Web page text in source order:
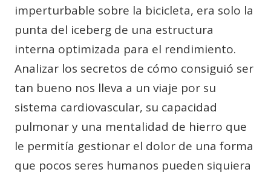
imperturbable sobre la bicicleta, era solo la
punta del iceberg de una estructura
interna optimizada para el rendimiento.
Analizar los secretos de cómo consiguió ser
tan bueno nos lleva a un viaje por su
sistema cardiovascular, su capacidad
pulmonar y una mentalidad de hierro que
le permitía gestionar el dolor de una forma
que pocos seres humanos pueden siquiera